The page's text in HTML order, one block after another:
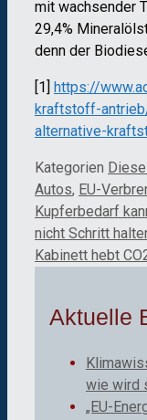
mit wachsender
29,4%
denn der
[1] https://
kraftstoff-
alternative-
Kategorien
Autos, EU-
Kupferbedarf
nicht Schritt
Kabinett hebt
Aktuelle
wie wird
„EU-